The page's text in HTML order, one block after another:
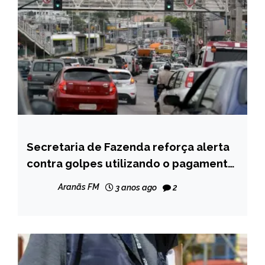
CAPELINHA
MINAS
Secretaria de Fazenda reforça alerta
contra golpes utilizando o pagamento
Aranãs FM 3 anos ago 2